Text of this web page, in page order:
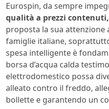
Eurospin, da sempre
qualità a prezzi contenuti,
proposta la sua attenzione
famiglie italiane,
spesa intelligente è
borsa d’acqua calda
elettrodomestico possa
alleato contro il freddo,
bollette e garantendo un